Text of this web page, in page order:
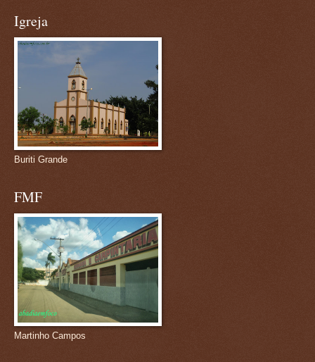
Igreja
Buriti Grande
FMF
Martinho Campos